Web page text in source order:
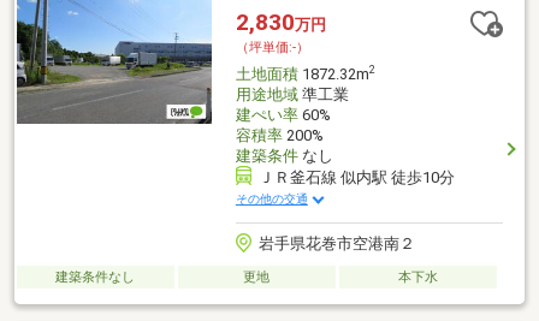
尻東小学校までまで徒歩7分 北上中学校まで徒歩6分■電話での
お問い合わせは 0120-191-180 まで ※火・水曜日は 019-634-1110
2,830万円
（坪単価:-）
土地面積1872.32m2
用途地域準工業
建ぺい率60%
容積率200%
建築条件なし
ＪＲ釜石線 似内駅 徒歩10分
その他の交通
岩手県花巻市空港南２
建築条件なし 更地 本下水